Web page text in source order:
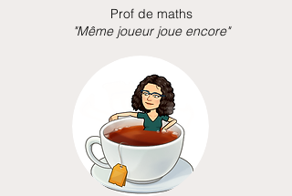
Prof de maths
"Même joueur joue encore"